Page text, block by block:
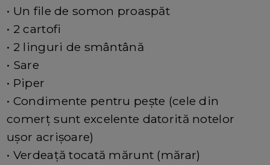
• Un file de somon proaspăt
• 2 cartofi
• 2 linguri de smântână
• Sare
• Piper
• Condimente pentru pește (cele din
comerț sunt excelente datorită notelor
ușor acrișoare)
• Verdeață tocată mărunt (mărar)